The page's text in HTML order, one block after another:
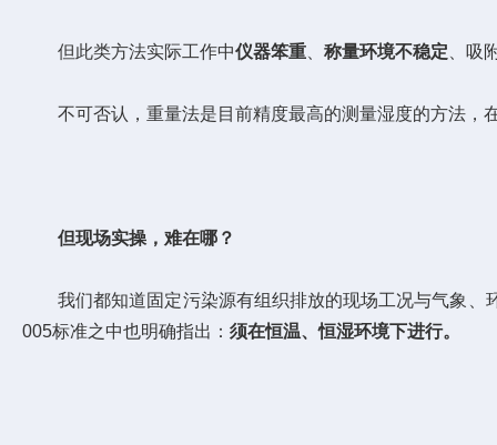
但此类方法实际工作中仪器笨重 称量环境不稳定 、吸
不可否认，重量法是目前精度最高的测量湿度的方法，
但现场实操，难在哪？
我们都知道固定污染源有组织排放的现场工况与气象、
005标准之中也明确指出： 须在恒温、恒湿环境下进行。